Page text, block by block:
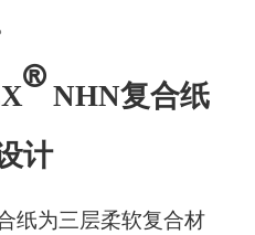
®
NHN复合纸
计
纸为三层柔软复合材